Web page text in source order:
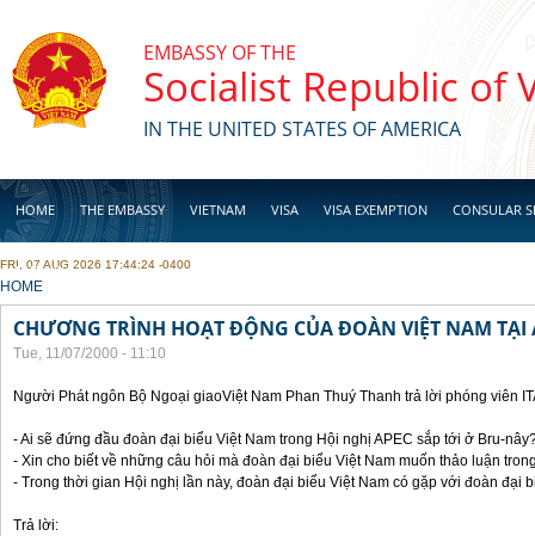
EMBASSY OF THE
Socialist Republic of
IN THE UNITED STATES OF AMERICA
HOME THE EMBASSY VIETNAM VISA VISA EXEMPTION CONSULAR
BUSINESS
FRI, 07 AUG 2026 17:44:24 -0400
YOU ARE HERE
HOME
CHƯƠNG TRÌNH HOẠT ĐỘNG CỦA ĐOÀN VIỆT NAM TẠI
Tue, 11/07/2000 - 11:10
Người Phát ngôn Bộ Ngoại giaoViệt Nam Phan Thuý Thanh trả lời phóng viên
- Ai sẽ đứng đầu đoàn đại biểu Việt Nam trong Hội nghị APEC sắp tới ở Bru-
- Xin cho biết về những câu hỏi mà đoàn đại biểu Việt Nam muốn thảo luận
- Trong thời gian Hội nghị lần này, đoàn đại biểu Việt Nam có gặp với đoàn đại
Trả lời: